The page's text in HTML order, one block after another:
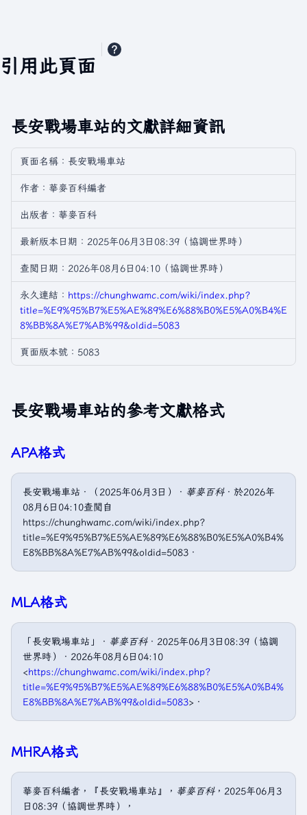
引用此頁面
長安戰場車站的文獻詳細資訊
頁面名稱：長安戰場車站
作者：華麥百科編者
出版者：華麥百科
最新版本日期：2025年06月3日08:39（協調世界時）
查閲日期：2026年08月6日04:10（協調世界時）
永久連結： https://chunghwamc.com/wiki/index.php?
title=%E9%95%B7%E5%AE%89%E6%88%B0%E5%A0%B4%E
8%BB%8A%E7%AB%99&oldid=5083
頁面版本號：5083
長安戰場車站的參考文獻格式
APA格式
長安戰場車站．（2025年06月3日）． 華麥百科．於2026年
08月6日04:10查閲自
https://chunghwamc.com/wiki/index.php?
title=%E9%95%B7%E5%AE%89%E6%88%B0%E5%A0%B4%
E8%BB%8A%E7%AB%99&oldid=5083．
MLA格式
「長安戰場車站」． 華麥百科．2025年06月3日08:39（協調
世界時）．2026年08月6日04:10
<https://chunghwamc.com/wiki/index.php?
title=%E9%95%B7%E5%AE%89%E6%88%B0%E5%A0%B4%
E8%BB%8A%E7%AB%99&oldid=5083>．
MHRA格式
華麥百科編者，『長安戰場車站』， 華麥百科，2025年06月3
日08:39（協調世界時），